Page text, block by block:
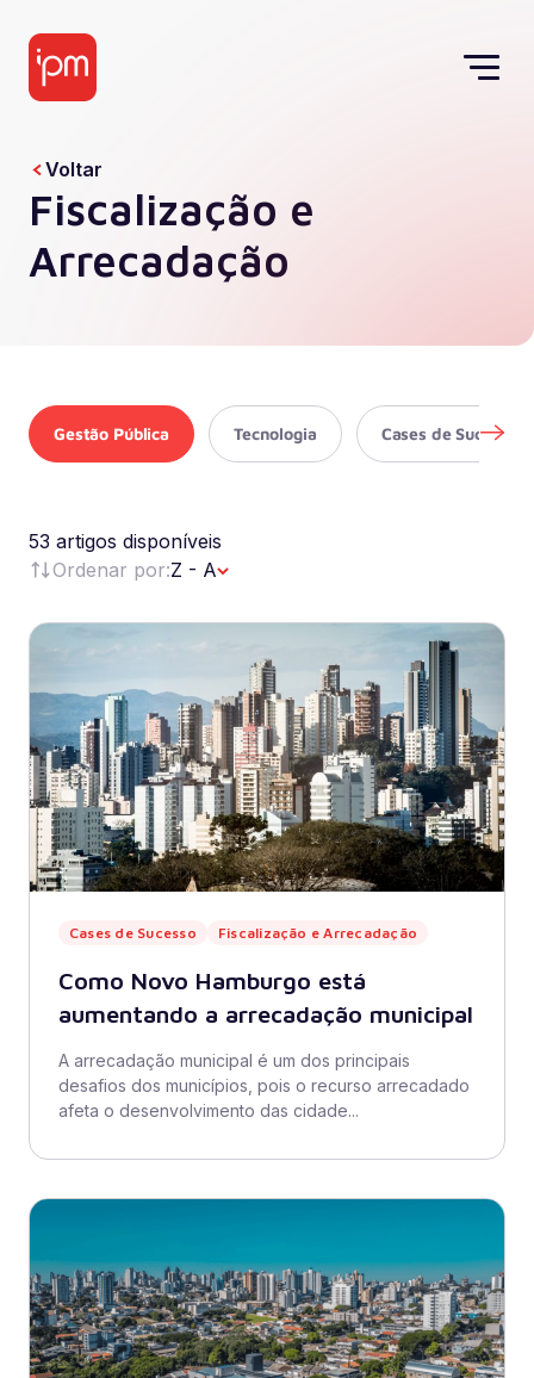
Fiscalização e
Arrecadação
Voltar
Gestão Pública Tecnologia Cases de Sucesso
53 artigos disponíveis
Ordenar por:Z - A
Cases de Sucesso Fiscalização e Arrecadação
Como Novo Hamburgo está
aumentando a arrecadação municipal
A arrecadação municipal é um dos principais
desafios dos municípios, pois o recurso arrecadado
afeta o desenvolvimento das cidade...